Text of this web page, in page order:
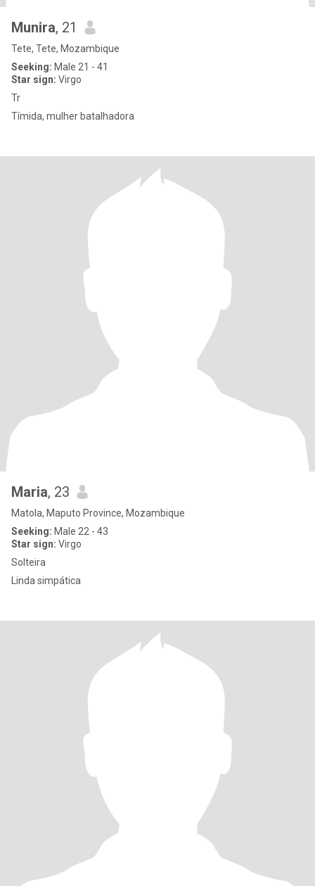
Munira, 21
Tete, Tete, Mozambique
Seeking: Male 21 - 41
Star sign: Virgo
Tr
Tímida, mulher batalhadora
Maria, 23
Matola, Maputo Province, Mozambique
Seeking: Male 22 - 43
Star sign: Virgo
Solteira
Linda simpática